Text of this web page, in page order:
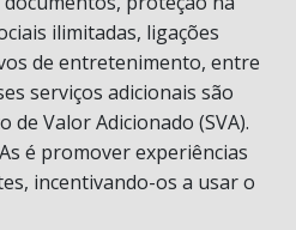
ilimitadas, ligações
de entretenimento, entre
serviços adicionais são
de Valor Adicionado (SVA).
é promover experiências
incentivando-os a usar o